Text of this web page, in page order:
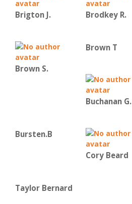
Brigton J. Brodkey R.
Brown S.
Brown Τ
Buchanan G.
Bursten.B
Cory Beard
Taylor Bernard